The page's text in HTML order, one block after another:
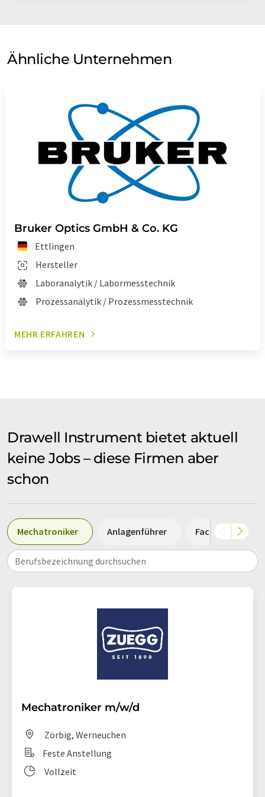
Hinweis: Dieser Artikel wurde mit einem Computersystem ohne
menschlichen Eingriff übersetzt. LUMITOS bietet diese
automatischer Übersetzung übersetzt wurde, ist es möglich,
dass er Fehler im Vokabular, in der Syntax oder in der
Grammatik enthält. Den ursprünglichen Artikel in Englisch
finden Siehier.
Ähnliche Unternehmen
Bruker Optics GmbH & Co. KG
Ettlingen
Hersteller
Laboranalytik / Labormesstechnik
Prozessanalytik / Prozessmesstechnik
MEHR ERFAHREN
Drawell Instrument bietet aktuell
keine Jobs – diese Firmen aber
schon
Mechatroniker Anlagenführer Fachkraft
Berufsbezeichnung durchsuchen
Mechatroniker m/w/d
Zörbig, Werneuchen
Feste Anstellung
Vollzeit